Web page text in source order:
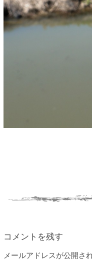
コメントを残す
メールアドレスが公開さ